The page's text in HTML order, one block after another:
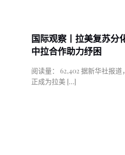
国际观察丨拉美复苏分
中拉合作助力纾困
阅读量： 62,402 据新华社报道
正成为拉美[…]